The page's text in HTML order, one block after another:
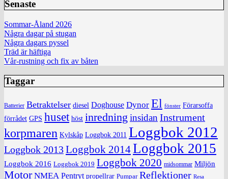
Senaste
Sommar-Åland 2026
Några dagar på stugan
Några dagars pyssel
Träd är häftiga
Vår-rustning och fix av båten
Taggar
Batterier Betraktelser diesel Doghouse Dynor El fönster Förarsoffa
förrådet GPS huset höst inredning insidan Instrument
korpmaren Kylskåp Loggbok 2011 Loggbok 2012
Loggbok 2013Loggbok 2014Loggbok 2015
Loggbok 2016 Loggbok 2019 Loggbok 2020 midsommar Miljön
Motor NMEA Pentryt propellrar Pumpar Reflektioner Resa